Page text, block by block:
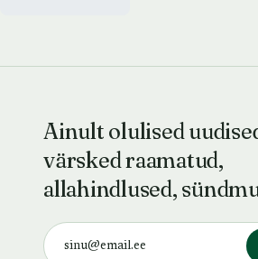
Ainult olulised
värsked raamatud,
allahindlused,